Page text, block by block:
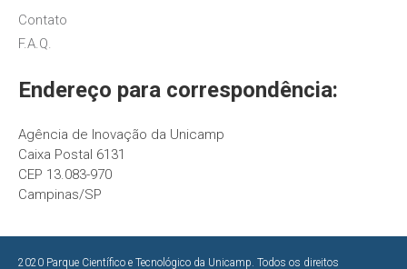
Contato
F.A.Q.
Endereço para correspondência:
Agência de Inovação da Unicamp
Caixa Postal 6131
CEP 13.083-970
Campinas/SP
2020 Parque Científico e Tecnológico da Unicamp. Todos os direitos